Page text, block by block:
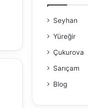
Seyhan
Yüreğir
Çukurova
Sarıçam
Blog